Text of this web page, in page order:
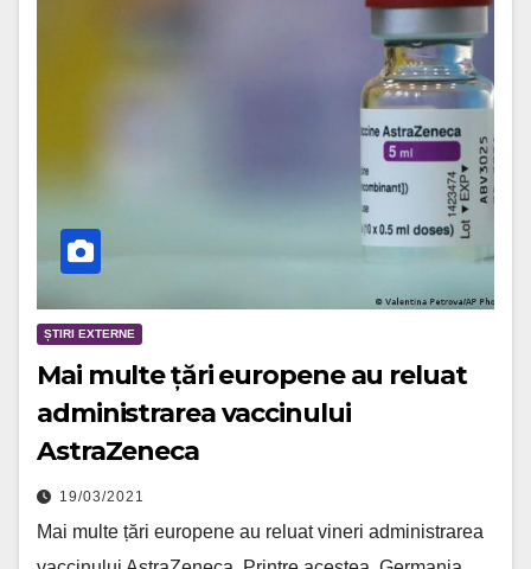
ȘTIRI EXTERNE
Mai multe țări europene au reluat
administrarea vaccinului
AstraZeneca
19/03/2021
Mai multe țări europene au reluat vineri administrarea